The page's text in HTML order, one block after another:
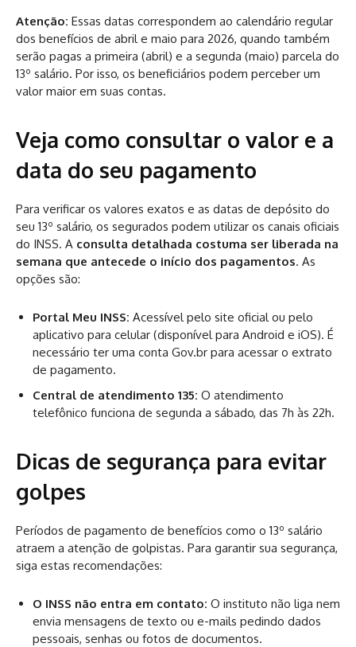
Atenção: Essas datas correspondem ao calendário regular
dos benefícios de abril e maio para 2026, quando também
serão pagas a primeira (abril) e a segunda (maio) parcela do
13º salário. Por isso, os beneficiários podem perceber um
valor maior em suas contas.
Veja como consultar o valor e a
data do seu pagamento
Para verificar os valores exatos e as datas de depósito do
seu 13º salário, os segurados podem utilizar os canais oficiais
do INSS. A consulta detalhada costuma ser liberada na
semana que antecede o início dos pagamentos. As
opções são:
Portal Meu INSS: Acessível pelo site oficial ou pelo
aplicativo para celular (disponível para Android e iOS). É
necessário ter uma conta Gov.br para acessar o extrato
de pagamento.
Central de atendimento 135: O atendimento
telefônico funciona de segunda a sábado, das 7h às 22h.
Dicas de segurança para evitar
golpes
Períodos de pagamento de benefícios como o 13º salário
atraem a atenção de golpistas. Para garantir sua segurança,
siga estas recomendações:
O INSS não entra em contato: O instituto não liga nem
envia mensagens de texto ou e-mails pedindo dados
pessoais, senhas ou fotos de documentos.